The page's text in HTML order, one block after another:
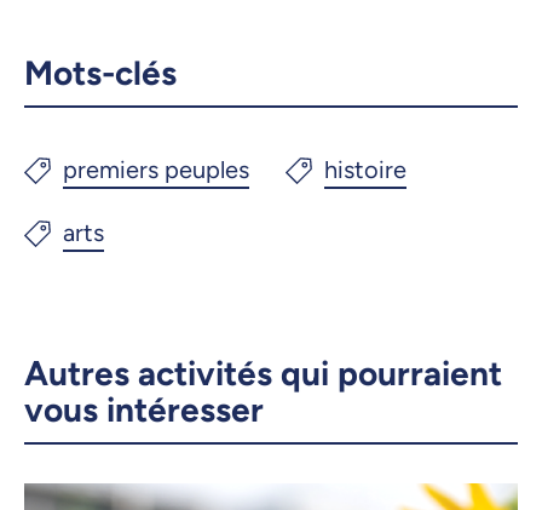
Mots-clés
Autres activités qui pourraient
vous intéresser